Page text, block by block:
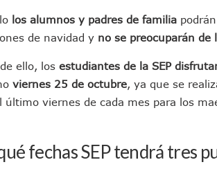
Buques Mexicanos Parten
Nuevo Transporte Eléctrico
En Vallarta, Todos Los
Centro De Autismo Es Un
Lluvias Y Oleaje Elevado
Pancho López; En La Mira
los alumnos y padres de familia
de navidad y no se preocuparán de
ello, los estudiantes de la SEP
viernes 25 de octubre, ya que se
último viernes de cada mes para los
fechas SEP tendrá tres